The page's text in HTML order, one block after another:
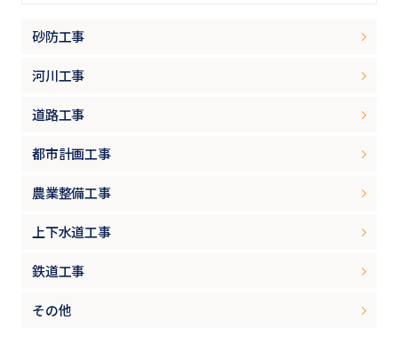
砂防工事
河川工事
道路工事
都市計画工事
農業整備工事
上下水道工事
鉄道工事
その他